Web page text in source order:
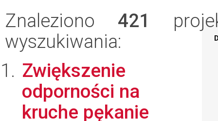
Znaleziono 421
wyszukiwania:
Zwiększenie
odporności na
kruche pękanie